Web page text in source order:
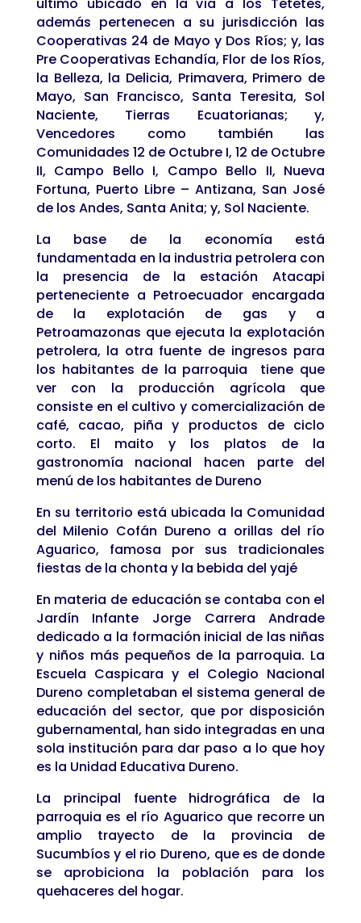
además pertenecen a su jurisdicción las
Cooperativas 24 de Mayo y Dos Ríos; y, las
Pre Cooperativas Echandía, Flor de los Ríos,
la Belleza, la Delicia, Primavera, Primero de
Mayo, San Francisco, Santa Teresita, Sol
Naciente, Tierras Ecuatorianas; y,
Vencedores como también las
Comunidades 12 de Octubre I, 12 de Octubre
II, Campo Bello I, Campo Bello II, Nueva
Fortuna, Puerto Libre – Antizana, San José
de los Andes, Santa Anita; y, Sol Naciente.
La base de la economía está
fundamentada en la industria petrolera con
la presencia de la estación Atacapi
perteneciente a Petroecuador encargada
de la explotación de gas y a
Petroamazonas que ejecuta la explotación
petrolera, la otra fuente de ingresos para
los habitantes de la parroquia tiene que
ver con la producción agrícola que
consiste en el cultivo y comercialización de
café, cacao, piña y productos de ciclo
corto. El maito y los platos de la
gastronomía nacional hacen parte del
menú de los habitantes de Dureno
En su territorio está ubicada la Comunidad
del Milenio Cofán Dureno a orillas del río
Aguarico, famosa por sus tradicionales
fiestas de la chonta y la bebida del yajé
En materia de educación se contaba con el
Jardín Infante Jorge Carrera Andrade
dedicado a la formación inicial de las niñas
y niños más pequeños de la parroquia. La
Escuela Caspicara y el Colegio Nacional
Dureno completaban el sistema general de
educación del sector, que por disposición
gubernamental, han sido integradas en una
sola institución para dar paso a lo que hoy
es la Unidad Educativa Dureno.
La principal fuente hidrográfica de la
parroquia es el río Aguarico que recorre un
amplio trayecto de la provincia de
Sucumbíos y el rio Dureno, que es de donde
se aprobiciona la población para los
quehaceres del hogar.